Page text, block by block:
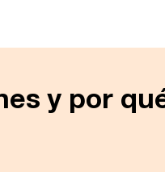
y por